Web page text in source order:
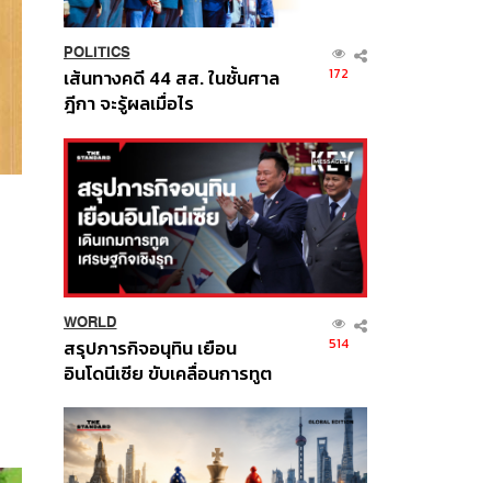
POLITICS
เส้นทางคดี 44 สส. ในชั้นศาล
ฎีกา จะรู้ผลเมื่อไร
172
WORLD
สรุปภารกิจอนุทิน เยือน
อินโดนีเซีย ขับเคลื่อนการทูต
ส่วนยุทธศาสตร์ไทย –
อินโดนีเซีย
514